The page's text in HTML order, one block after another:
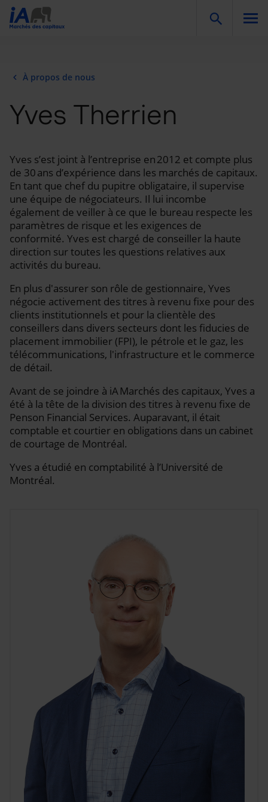
À propos de nous
Yves Therrien
Yves s’est joint à l’entreprise en 2012 et compte plus
de 30 ans d’expérience dans les marchés de capitaux.
En tant que chef du pupitre obligataire, il supervise
une équipe de négociateurs. Il lui incombe
également de veiller à ce que le bureau respecte les
paramètres de risque et les exigences de
conformité. Yves est chargé de conseiller la haute
direction sur toutes les questions relatives aux
activités du bureau.
En plus d'assurer son rôle de gestionnaire, Yves
négocie activement des titres à revenu fixe pour des
clients institutionnels et pour la clientèle des
conseillers dans divers secteurs dont les fiducies de
placement immobilier (FPI), le pétrole et le gaz, les
télécommunications, l'infrastructure et le commerce
de détail.
Avant de se joindre à iA Marchés des capitaux, Yves a
été à la tête de la division des titres à revenu fixe de
Penson Financial Services. Auparavant, il était
comptable et courtier en obligations dans un cabinet
de courtage de Montréal.
Yves a étudié en comptabilité à l’Université de
Montréal.